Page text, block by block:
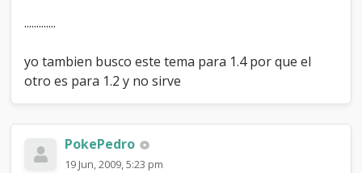
.............
yo tambien busco este tema para 1.4 por que el
otro es para 1.2 y no sirve
PokePedro
19 Jun, 2009, 5:23 pm